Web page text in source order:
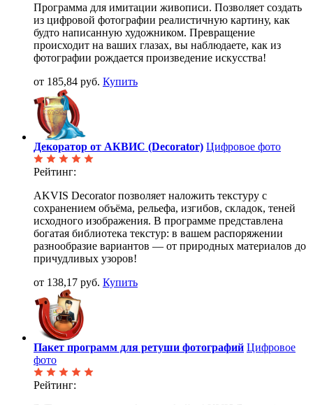
Программа для имитации живописи. Позволяет создать
из цифровой фотографии реалистичную картину, как
будто написанную художником. Превращение
происходит на ваших глазах, вы наблюдаете, как из
фотографии рождается произведение искусства!
от 185,84 руб. Купить
Декоратор от АКВИС (Decorator) Цифровое фото
Рейтинг:
AKVIS Decorator позволяет наложить текстуру с
сохранением объёма, рельефа, изгибов, складок, теней
исходного изображения. В программе представлена
богатая библиотека текстур: в вашем распоряжении
разнообразие вариантов — от природных материалов до
причудливых узоров!
от 138,17 руб. Купить
Пакет программ для ретуши фотографий Цифровое
фото
Рейтинг: